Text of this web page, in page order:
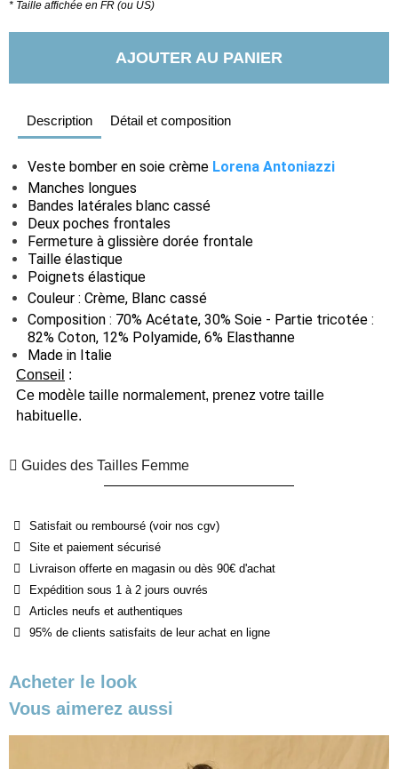
* Taille affichée en FR (ou US)
AJOUTER AU PANIER
Description Détail et composition
Veste bomber en soie crème Lorena Antoniazzi
Manches longues
Bandes latérales blanc cassé
Deux poches frontales
Fermeture à glissière dorée frontale
Taille élastique
Poignets élastique
Couleur : Crème, Blanc cassé
Composition : 70% Acétate, 30% Soie - Partie tricotée :
82% Coton, 12% Polyamide, 6% Elasthanne
Made in Italie
Conseil :
Ce modèle taille normalement, prenez votre taille
habituelle.
Guides des Tailles Femme
Satisfait ou remboursé (voir nos cgv)
Site et paiement sécurisé
Livraison offerte en magasin ou dès 90€ d'achat
Expédition sous 1 à 2 jours ouvrés
Articles neufs et authentiques
95% de clients satisfaits de leur achat en ligne
Acheter le look
Vous aimerez aussi